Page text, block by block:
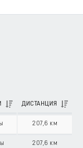
ДИСТАНЦИЯ
207,6 км
207,6 км